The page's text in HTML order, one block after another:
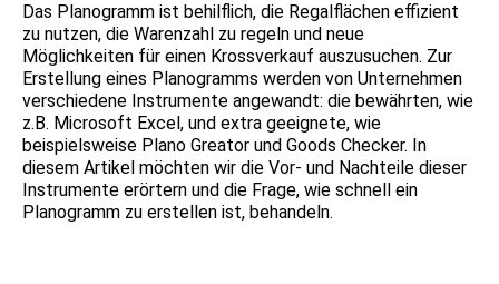
Das Planogramm ist behilflich, die Regalflächen effizient
zu nutzen, die Warenzahl zu regeln und neue
Möglichkeiten für einen Krossverkauf auszusuchen. Zur
Erstellung eines Planogramms werden von Unternehmen
verschiedene Instrumente angewandt: die bewährten, wie
z.B. Microsoft Excel, und extra geeignete, wie
beispielsweise Plano Greator und Goods Checker. In
diesem Artikel möchten wir die Vor- und Nachteile dieser
Instrumente erörtern und die Frage, wie schnell ein
Planogramm zu erstellen ist, behandeln.